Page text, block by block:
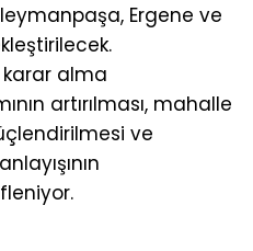
Ergene ve
karar alma
artırılması, mahalle
ve